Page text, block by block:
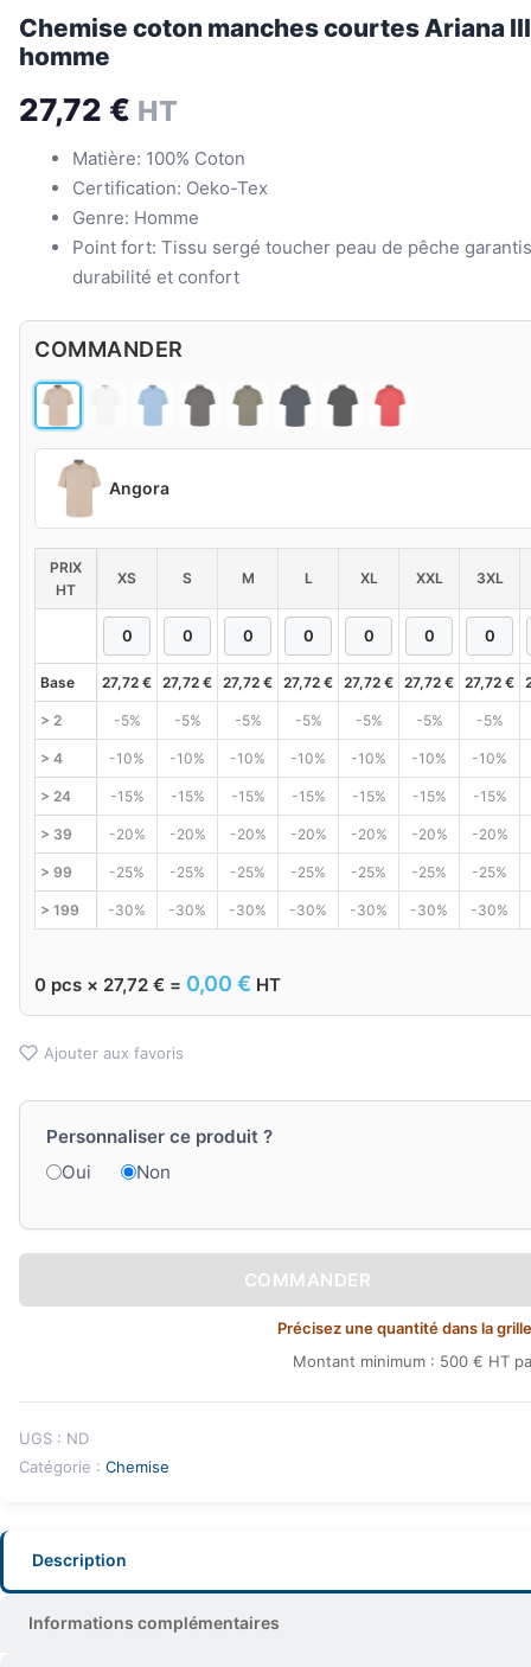
Chemise coton manches courtes Ariana III
homme
27,72 € HT
Matière: 100% Coton
Certification: Oeko-Tex
Genre: Homme
Point fort: Tissu sergé toucher peau de pêche
durabilité et confort
COMMANDER
Angora
PRIX
HT
XS S M L XL XXL 3XL
Base 27,72 € 27,72 € 27,72 € 27,72 € 27,72 € 27,72 € 27,72 €
> 2 -5% -5% -5% -5% -5% -5% -5%
> 4 -10% -10% -10% -10% -10% -10% -10%
> 24 -15% -15% -15% -15% -15% -15% -15%
> 39 -20% -20% -20% -20% -20% -20% -20%
> 99 -25% -25% -25% -25% -25% -25% -25%
> 199 -30% -30% -30% -30% -30% -30% -30%
0 pcs × 27,72 € = 0,00 € HT
Ajouter aux favoris
Personnaliser ce produit ?
Oui
Non
COMMANDER
Précisez une quantité dans la
Montant minimum : 500 € HT
UGS : ND
Catégorie : Chemise
Description
Informations complémentaires